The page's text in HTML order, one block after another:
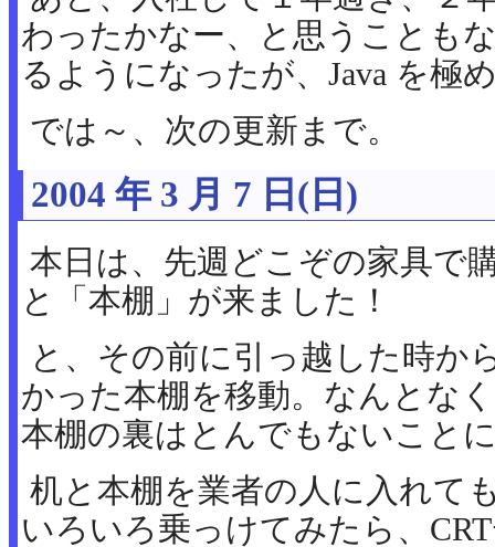
わったかなー、と思うことも
るようになったが、Java を極
では～、次の更新まで。
2004 年 3 月 7 日(日)
本日は、先週どこぞの家具で
と「本棚」が来ました！
と、その前に引っ越した時か
かった本棚を移動。なんとな
本棚の裏はとんでもないこと
机と本棚を業者の人に入れて
いろいろ乗っけてみたら、